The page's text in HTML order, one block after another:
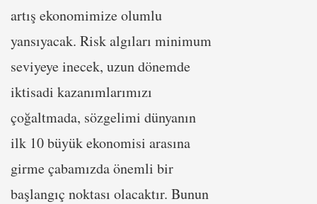
artış ekonomimize olumlu
yansıyacak. Risk algıları minimum
seviyeye inecek, uzun dönemde
iktisadi kazanımlarımızı
çoğaltmada, sözgelimi dünyanın
ilk 10 büyük ekonomisi arasına
girme çabamızda önemli bir
başlangıç noktası olacaktır. Bunun